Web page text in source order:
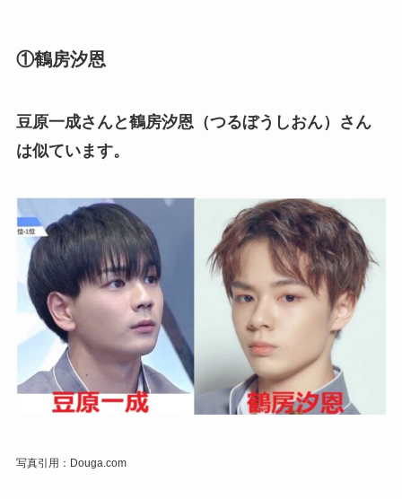
①鶴房汐恩
豆原一成さんと鶴房汐恩（つるぼうしおん）さん
は似ています。
写真引用：Douga.com